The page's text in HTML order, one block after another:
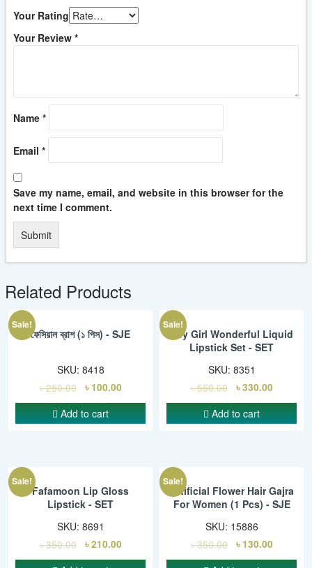
Your Rating
Your Review *
Name *
Email *
Save my name, email, and website in this browser for the
next time I comment.
Related Products
Sale!
ফেসিয়াল ব্রাশ (১ পিস) - SJE
SKU: 8418
৳250.00 ৳ 100.00
Add to cart
Sale!
Hey Girl Wonderful Liquid
Lipstick Set - SET
SKU: 8351
৳550.00 ৳330.00
Add to cart
Sale!
Fafamoon Lip Gloss
Lipstick - SET
SKU: 8691
৳350.00 ৳210.00
Sale!
Artificial Flower Hair Gajra
For Women (1 Pcs) - SJE
SKU: 15886
৳350.00 ৳ 130.00